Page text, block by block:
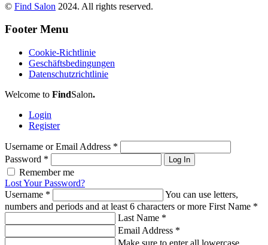
© Find Salon 2024. All rights reserved.
Footer Menu
Cookie-Richtlinie
Geschäftsbedingungen
Datenschutzrichtlinie
Welcome to FindSalon.
Login
Register
Username or Email Address *
Password * Log In
Remember me
Lost Your Password?
Username *
You can use letters,
numbers and periods and at least 6 characters or more First Name *
Last Name *
Email Address *
Make sure to enter all lowercase